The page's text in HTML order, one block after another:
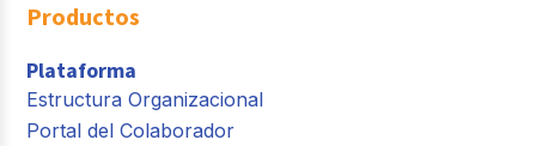
Productos
Plataforma
Estructura Organizacional
Portal del Colaborador